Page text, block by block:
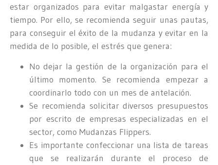
estar organizados para evitar malgastar energía y
tiempo. Por ello, se recomienda seguir unas pautas,
para conseguir el éxito de la mudanza y evitar en la
medida de lo posible, el estrés que genera:
No dejar la gestión de la organización para el
último momento. Se recomienda empezar a
coordinarlo todo con un mes de antelación.
Se recomienda solicitar diversos presupuestos
por escrito de empresas especializadas en el
sector, como Mudanzas Flippers.
Es importante confeccionar una lista de tareas
que se realizarán durante el proceso de